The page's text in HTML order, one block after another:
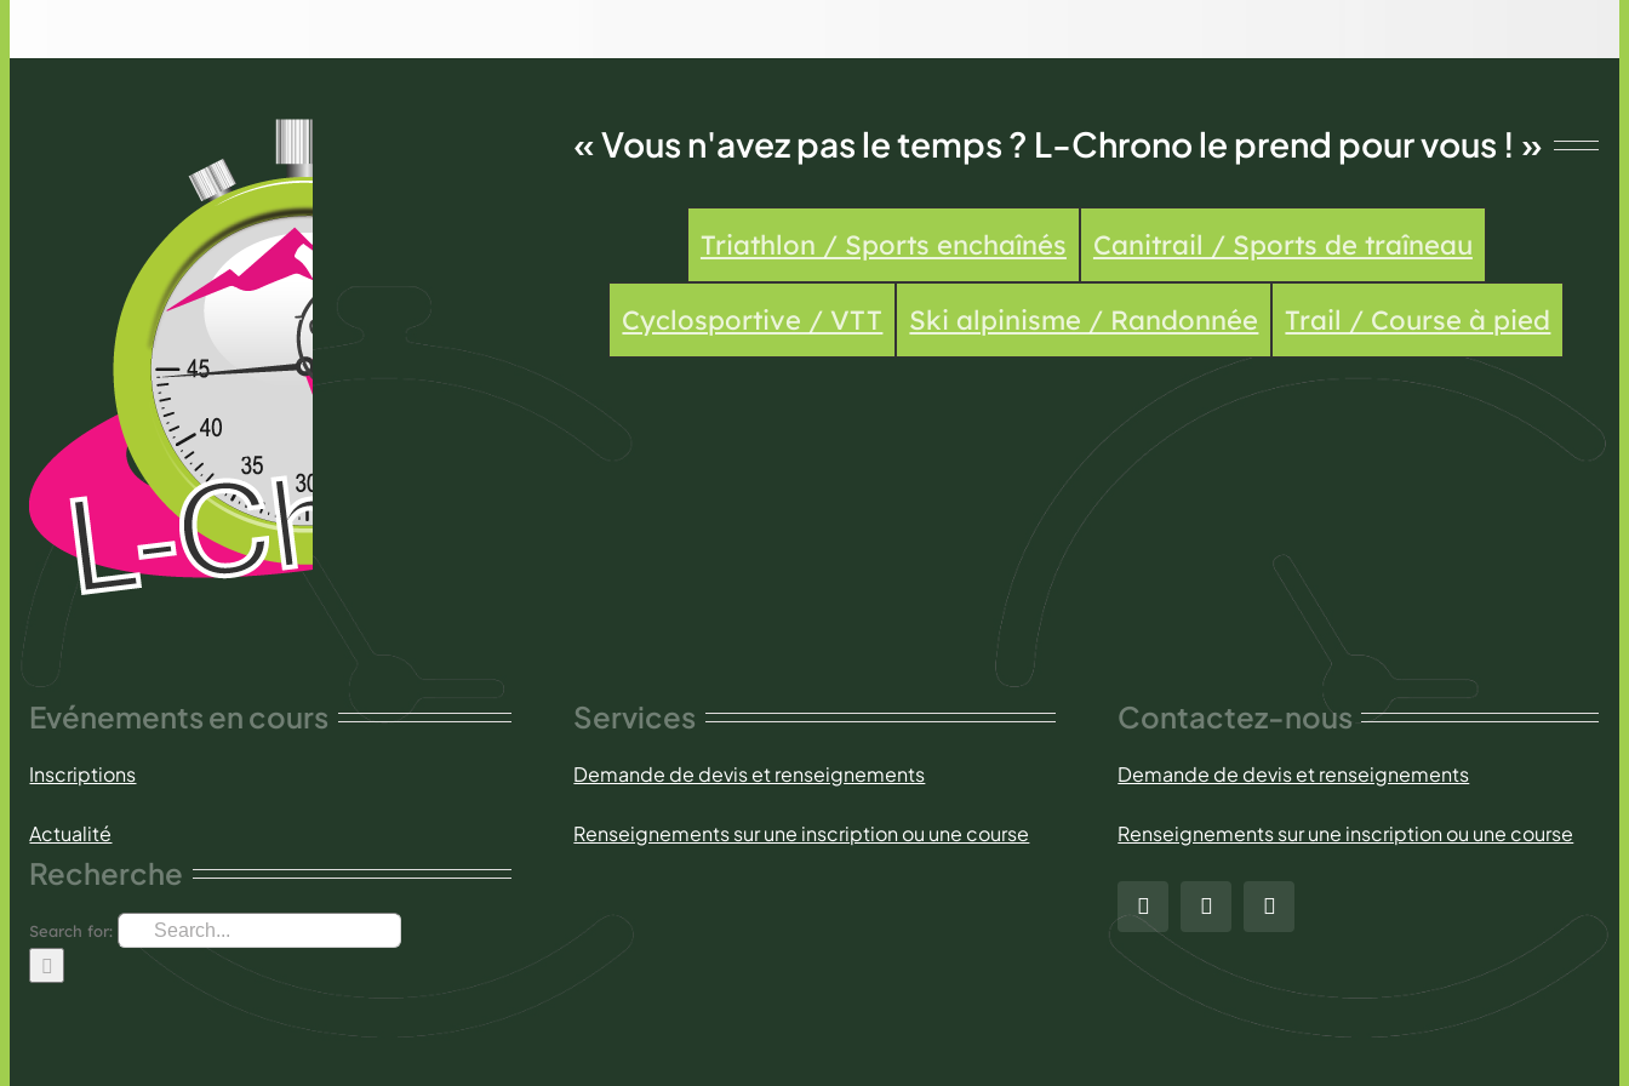
« Vous n'avez pas le temps ? L-Chrono le prend pour vous ! »
Triathlon / Sports enchaînés Canitrail / Sports de traîneau
Cyclosportive / VTT Ski alpinisme / Randonnée Trail / Course à pied
Evénements en cours
Inscriptions
Actualité
Recherche
Search for:
Services
Demande de devis et renseignements
Renseignements sur une inscription ou une course
Contactez-nous
Demande de devis et renseignements
Renseignements sur une inscription ou une course